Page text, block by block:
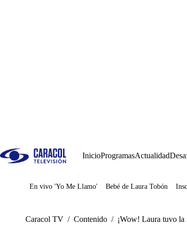
InicioProgramasActualidad
Juegos
En vivo 'Yo Me Llamo' Bebé de Laura Tobón
Caracol TV / Contenido / ¡Wow! Laura tuvo la